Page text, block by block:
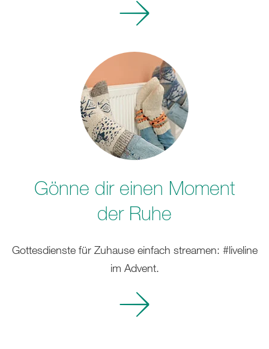
Gönne dir einen Moment
der Ruhe
Gottesdienste für Zuhause einfach streamen: #liveline
im Advent.